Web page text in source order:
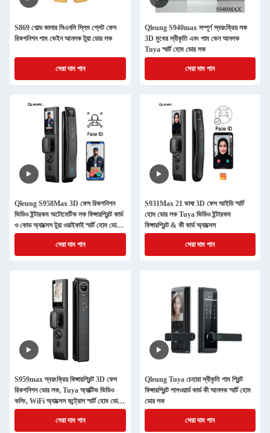
S869 গোল্ড কালার সিএনসি স্লিম প্লেট ফেস
রিকগনিশন পাম ভেইন আনলক টুয়া ডোর লক
সেরা দাম পান
Qleung S940max সম্পূর্ণ স্বয়ংক্রিয় লক
3D মুখের স্বীকৃতি এবং পাম ভেন আনলক
Tuya স্মার্ট হোম ডোর লক
সেরা দাম পান
Qleung S958Max 3D ফেস রিকগনিশন
ভিডিও ইন্টারকম অটোমেটিক লক ফিঙ্গারপ্রিন্ট কার্ড
ও কোড অ্যাক্সেস টুয়া ওয়াইফাই স্মার্ট হোম ডোর
লক
সেরা দাম পান
S931Max 21 ভাষা 3D ফেস আইডি স্মার্ট
হোম ডোর লক Tuya ভিডিও ইন্টারকম
ফিঙ্গারপ্রিন্ট & কী কার্ড অ্যাক্সেস
সেরা দাম পান
S959max স্বয়ংক্রিয় ফিঙ্গারপ্রিন্ট 3D ফেস
রিকগনিশন ডোর লক, Tuya অ্যাক্টিভ ভিডিও
কলিং, WiFi অ্যাক্সেস কন্ট্রোল স্মার্ট হোম ডোর
লক
সেরা দাম পান
Qleung Tuya চেহারা স্বীকৃতি পাম প্রিন্ট
ফিঙ্গারপ্রিন্ট পাসওয়ার্ড কার্ড কী আনলক স্মার্ট হোম
ডোর লক
সেরা দাম পান